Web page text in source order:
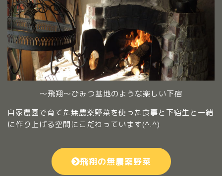
～飛翔～ひみつ基地のような楽しい下宿
自家農園で育てた無農薬野菜を使った食事と下宿生と一緒
に作り上げる空間にこだわっています(^.^)
飛翔の無農薬野菜